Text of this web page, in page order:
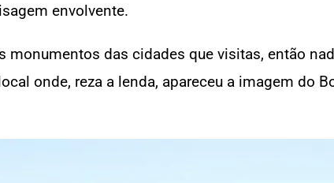
envolvente.
das cidades que visitas, então
onde, reza a lenda, apareceu a imagem do